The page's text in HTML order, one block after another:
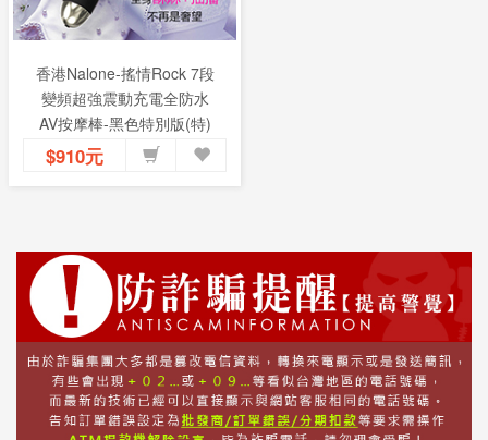
香港Nalone-搖情Rock 7段
變頻超強震動充電全防水
AV按摩棒-黑色特別版(特)
$910元